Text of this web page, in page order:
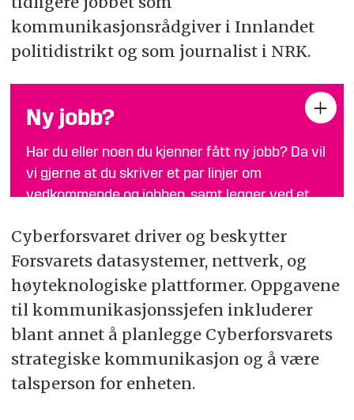
kommunikasjonsrådgiver i Innlandet
politidistrikt og som journalist i NRK.
Ny jobb?
Har du eller noen du kjenner fått ny jobb? Da vil
vi gjerne at du skriver et par linjer om
vedkommende og jobben, samt legger ved et
Merk gjerne emnefeltet med «Nytt om navn»
Cyberforsvaret driver og beskytter
Forsvarets datasystemer, nettverk, og
høyteknologiske plattformer. Oppgavene
til kommunikasjonssjefen inkluderer
blant annet å planlegge Cyberforsvarets
strategiske kommunikasjon og å være
talsperson for enheten.